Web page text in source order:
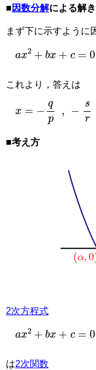
■ 因数分解による解
まず下に示すように
2 bx
これより，答えは
■考え方
2次方程式
2 + bx c
は2次関数